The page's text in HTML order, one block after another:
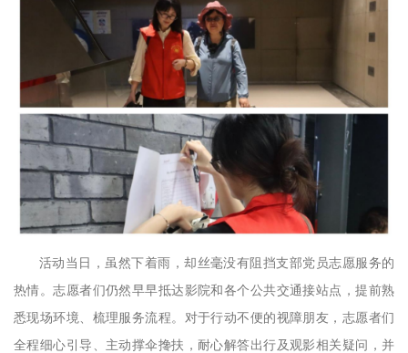
活动当日，虽然下着雨，却丝毫没有阻挡支部党员志愿服务的
热情。志愿者们仍然早早抵达影院和各个公共交通接站点，提前熟
悉现场环境、梳理服务流程。对于行动不便的视障朋友，志愿者们
全程细心引导、主动撑伞搀扶，耐心解答出行及观影相关疑问，并